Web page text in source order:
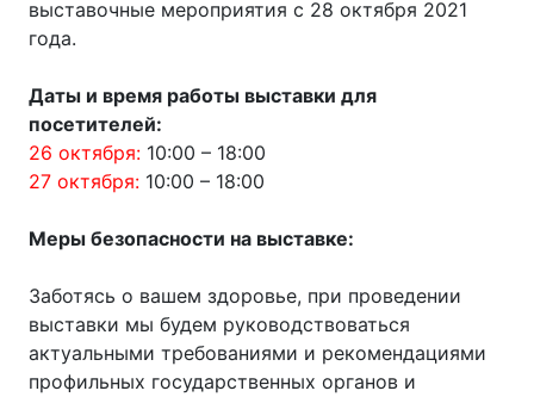
выставочные мероприятия с 28 октября 2021
года.
Даты и время работы выставки для
посетителей:
26 октября: 10:00 – 18:00
27 октября: 10:00 – 18:00
Меры безопасности на выставке:
Заботясь о вашем здоровье, при проведении
выставки мы будем руководствоваться
актуальными требованиями и рекомендациями
профильных государственных органов и